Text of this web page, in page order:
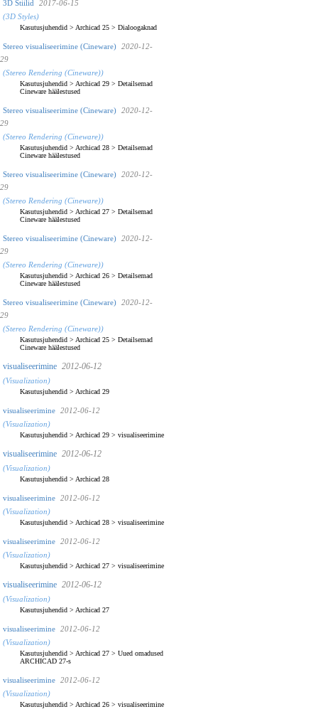
3D Stiilid
2017-06-15
(3D Styles)
Kasutusjuhendid > Archicad 25 > Dialoogaknad
Stereo visualiseerimine (Cineware)
2020-12-
29
(Stereo Rendering (Cineware))
Kasutusjuhendid > Archicad 29 > Detailsemad
Cineware häälestused
Stereo visualiseerimine (Cineware)
2020-12-
29
(Stereo Rendering (Cineware))
Kasutusjuhendid > Archicad 28 > Detailsemad
Cineware häälestused
Stereo visualiseerimine (Cineware)
2020-12-
29
(Stereo Rendering (Cineware))
Kasutusjuhendid > Archicad 27 > Detailsemad
Cineware häälestused
Stereo visualiseerimine (Cineware)
2020-12-
29
(Stereo Rendering (Cineware))
Kasutusjuhendid > Archicad 26 > Detailsemad
Cineware häälestused
Stereo visualiseerimine (Cineware)
2020-12-
29
(Stereo Rendering (Cineware))
Kasutusjuhendid > Archicad 25 > Detailsemad
Cineware häälestused
visualiseerimine 2012-06-12
(Visualization)
Kasutusjuhendid > Archicad 29
visualiseerimine
2012-06-12
(Visualization)
Kasutusjuhendid > Archicad 29 > visualiseerimine
visualiseerimine 2012-06-12
(Visualization)
Kasutusjuhendid > Archicad 28
visualiseerimine
2012-06-12
(Visualization)
Kasutusjuhendid > Archicad 28 > visualiseerimine
visualiseerimine
2012-06-12
(Visualization)
Kasutusjuhendid > Archicad 27 > visualiseerimine
visualiseerimine 2012-06-12
(Visualization)
Kasutusjuhendid > Archicad 27
visualiseerimine
2012-06-12
(Visualization)
Kasutusjuhendid > Archicad 27 > Uued omadused
ARCHICAD 27-s
visualiseerimine
2012-06-12
(Visualization)
Kasutusjuhendid > Archicad 26 > visualiseerimine